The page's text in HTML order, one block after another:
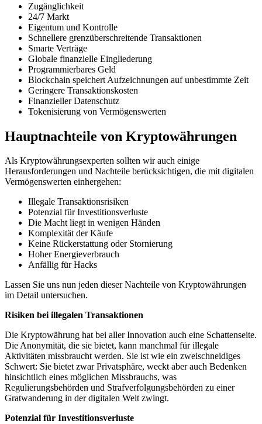
Zugänglichkeit
24/7 Markt
Eigentum und Kontrolle
Schnellere grenzüberschreitende Transaktionen
Smarte Verträge
Globale finanzielle Eingliederung
Programmierbares Geld
Blockchain speichert Aufzeichnungen auf unbestimmte Zeit
Geringere Transaktionskosten
Finanzieller Datenschutz
Tokenisierung von Vermögenswerten
Hauptnachteile von Kryptowährungen
Als Kryptowährungsexperten sollten wir auch einige
Herausforderungen und Nachteile berücksichtigen, die mit digitalen
Vermögenswerten einhergehen:
Illegale Transaktionsrisiken
Potenzial für Investitionsverluste
Die Macht liegt in wenigen Händen
Komplexität der Käufe
Keine Rückerstattung oder Stornierung
Hoher Energieverbrauch
Anfällig für Hacks
Lassen Sie uns nun jeden dieser Nachteile von Kryptowährungen
im Detail untersuchen.
Risiken bei illegalen Transaktionen
Die Kryptowährung hat bei aller Innovation auch eine Schattenseite.
Die Anonymität, die sie bietet, kann manchmal für illegale
Aktivitäten missbraucht werden. Sie ist wie ein zweischneidiges
Schwert: Sie bietet zwar Privatsphäre, weckt aber auch Bedenken
hinsichtlich eines möglichen Missbrauchs, was
Regulierungsbehörden und Strafverfolgungsbehörden zu einer
Gratwanderung in der digitalen Welt zwingt.
Potenzial für Investitionsverluste